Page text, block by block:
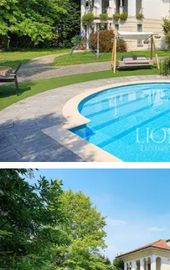
Hjertet i eiendommen er
kvm, en perfekt anlagt
omgir villaen og
privat svømmebasseng,
sommeren eller for å
sammenkomster. De
forbedrer villaens
pittoresk utsikt og
alle årstider. Eksteriøret
garasje,som garanterer
for parkering av biler.